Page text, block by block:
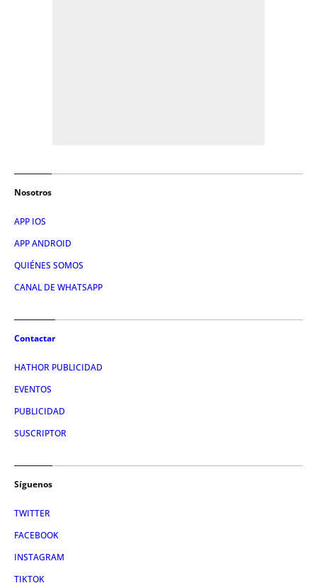
Nosotros
APP IOS
APP ANDROID
QUIÉNES SOMOS
CANAL DE WHATSAPP
Contactar
HATHOR PUBLICIDAD
EVENTOS
PUBLICIDAD
SUSCRIPTOR
Síguenos
TWITTER
FACEBOOK
INSTAGRAM
TIKTOK